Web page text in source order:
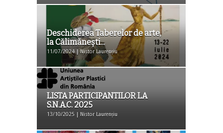
Deschiderea Taberelor de arte,
la Călimănești...
11/07/2024 | Nistor Laurențiu
LISTA PARTICIPANTILOR LA
S.N.A.C. 2025
13/10/2025 | Nistor Laurențiu